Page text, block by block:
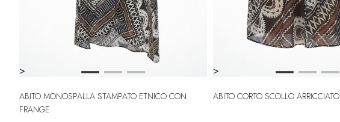
>
ABITO MONOSPALLA STAMPATO ETNICO CON
FRANGE
>
ABITO CORTO SCOLLO ARRICCIATO